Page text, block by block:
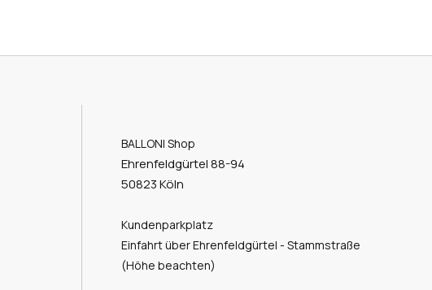
BALLONI Shop
Ehrenfeldgürtel 88-94
50823 Köln
Kundenparkplatz
Einfahrt über Ehrenfeldgürtel - Stammstraße
(Höhe beachten)